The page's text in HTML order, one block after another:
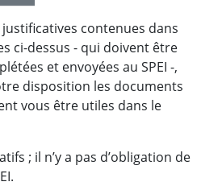
justificatives contenues dans
ci-dessus - qui doivent être
et envoyées au SPEI -,
disposition les documents
vous être utiles dans le
; il n’y a pas d’obligation de